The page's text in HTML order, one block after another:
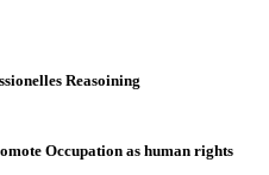
Reasoining
Occupation as human rights